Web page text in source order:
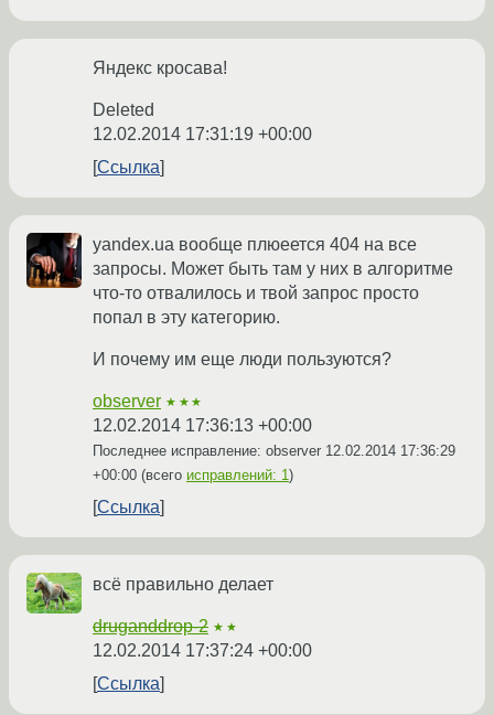
Яндекс кросава!
Deleted
12.02.2014 17:31:19 +00:00
Ссылка
yandex.ua вообще плюеется 404 на все
запросы. Может быть там у них в алгоритме
что-то отвалилось и твой запрос просто
попал в эту категорию.
И почему им еще люди пользуются?
observer ★★★
12.02.2014 17:36:13 +00:00
Последнее исправление: observer 12.02.2014 17:36:29
+00:00 (всего исправлений: 1)
Ссылка
всё правильно делает
druganddrop-2 ★★
12.02.2014 17:37:24 +00:00
Ссылка